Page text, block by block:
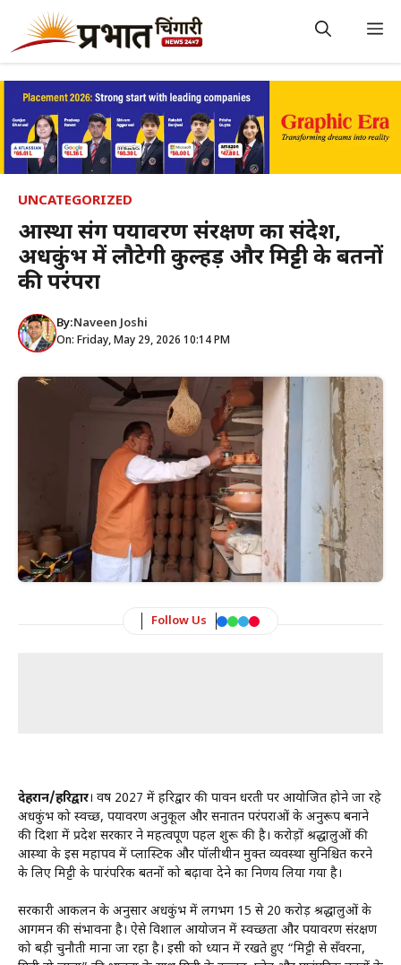
content
UNCATEGORIZED
आस्था संग पर्यावरण संरक्षण का संदेश,
अर्धकुंभ में लौटेगी कुल्हड़ और मिट्टी के बर्तनों
की परंपरा
By:Naveen Joshi
On: Friday, May 29, 2026 10:14 PM
Follow Us
देहरादून/हरिद्वार। वर्ष 2027 में हरिद्वार की पावन धरती पर आयोजित होने जा रहे
अर्धकुंभ को स्वच्छ, पर्यावरण अनुकूल और सनातन परंपराओं के अनुरूप बनाने
की दिशा में प्रदेश सरकार ने महत्वपूर्ण पहल शुरू की है। करोड़ों श्रद्धालुओं की
आस्था के इस महापर्व में प्लास्टिक और पॉलीथीन मुक्त व्यवस्था सुनिश्चित करने
के लिए मिट्टी के पारंपरिक बर्तनों को बढ़ावा देने का निर्णय लिया गया है।
सरकारी आकलन के अनुसार अर्धकुंभ में लगभग 15 से 20 करोड़ श्रद्धालुओं के
आगमन की संभावना है। ऐसे विशाल आयोजन में स्वच्छता और पर्यावरण संरक्षण
को बड़ी चुनौती माना जा रहा है। इसी को ध्यान में रखते हुए “मिट्टी से सँवरना,